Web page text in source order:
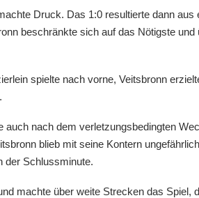
Druck. Das 1:0 resultierte dann aus
beschränkte sich auf das Nötigste und
spielte nach vorne, Veitsbronn
auch nach dem verletzungsbedingten
blieb mit seine Kontern
der Schlussminute.
machte über weite Strecken das Spiel,